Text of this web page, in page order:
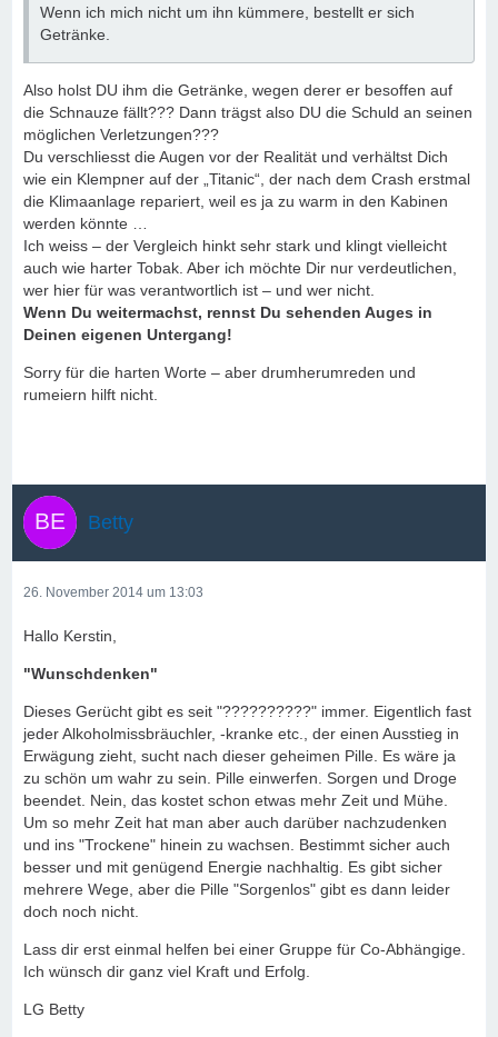
Wenn ich mich nicht um ihn kümmere, bestellt er sich
Getränke.
Also holst DU ihm die Getränke, wegen derer er besoffen auf
die Schnauze fällt??? Dann trägst also DU die Schuld an seinen
möglichen Verletzungen???
Du verschliesst die Augen vor der Realität und verhältst Dich
wie ein Klempner auf der „Titanic“, der nach dem Crash erstmal
die Klimaanlage repariert, weil es ja zu warm in den Kabinen
werden könnte …
Ich weiss – der Vergleich hinkt sehr stark und klingt vielleicht
auch wie harter Tobak. Aber ich möchte Dir nur verdeutlichen,
wer hier für was verantwortlich ist – und wer nicht.
Wenn Du weitermachst, rennst Du sehenden Auges in
Deinen eigenen Untergang!
Sorry für die harten Worte – aber drumherumreden und
rumeiern hilft nicht.
Betty
26. November 2014 um 13:03
Hallo Kerstin,
"Wunschdenken"
Dieses Gerücht gibt es seit "??????????" immer. Eigentlich fast
jeder Alkoholmissbräuchler, -kranke etc., der einen Ausstieg in
Erwägung zieht, sucht nach dieser geheimen Pille. Es wäre ja
zu schön um wahr zu sein. Pille einwerfen. Sorgen und Droge
beendet. Nein, das kostet schon etwas mehr Zeit und Mühe.
Um so mehr Zeit hat man aber auch darüber nachzudenken
und ins "Trockene" hinein zu wachsen. Bestimmt sicher auch
besser und mit genügend Energie nachhaltig. Es gibt sicher
mehrere Wege, aber die Pille "Sorgenlos" gibt es dann leider
doch noch nicht.
Lass dir erst einmal helfen bei einer Gruppe für Co-Abhängige.
Ich wünsch dir ganz viel Kraft und Erfolg.
LG Betty